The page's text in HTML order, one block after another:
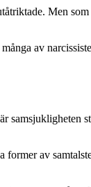
Men
av
samsjukligheten
former av